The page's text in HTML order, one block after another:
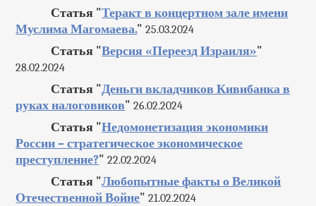
Статья "Теракт в концертном зале имени
Муслима Магомаева." 25.03.2024
Статья "Версия «Переезд Израиля»"
28.02.2024
Статья "Деньги вкладчиков Кивибанка в
руках налоговиков" 26.02.2024
Статья "Недомонетизация экономики
России – стратегическое экономическое
преступление?" 22.02.2024
Статья "Любопытные факты о Великой
Отечественной Войне" 21.02.2024